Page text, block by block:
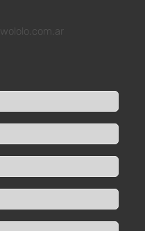
wololo.com.ar